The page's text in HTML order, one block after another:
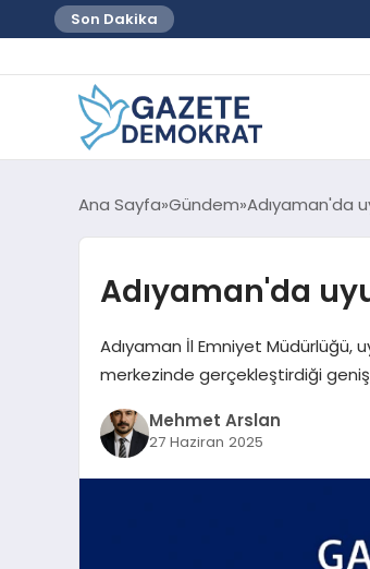
Son Dakika
Ana Sayfa Gündem Adıyaman'da
Adıyaman'da
Adıyaman İl Emniyet Müdürlüğü,
merkezinde gerçekleştirdiği
Mehmet Arslan
27 Haziran 2025